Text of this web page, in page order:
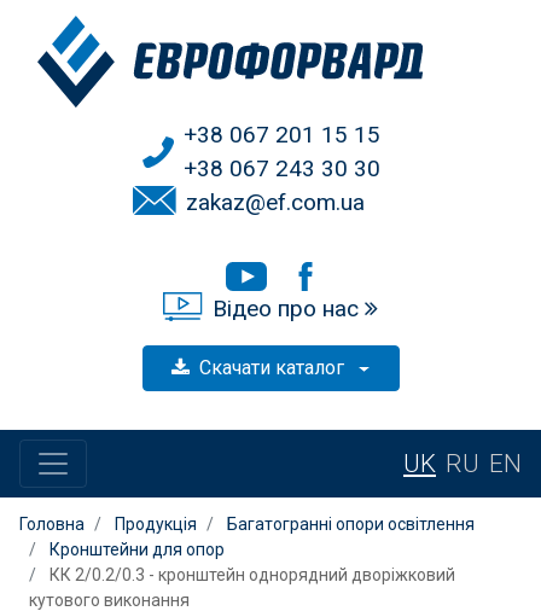
+38 067 201 15 15
+38 067 243 30 30
zakaz@ef.com.ua
Відео про нас
Скачати каталог
UK RU EN
Головна Продукція
Багатогранні опори освітлення
Кронштейни для опор
КК 2/0.2/0.3 - кронштейн однорядний дворіжковий
кутового виконання